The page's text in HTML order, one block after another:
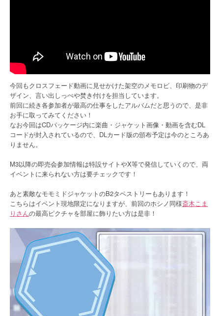
今回もクロスフェード動画に見せかけた架空のメモロビ、印刷物のデ
ザイン、言い出しっぺや焚き付けを担当しています。
前回に続き各参加者が最高の仕事をしたアルバムだと思うので、是非
お手に取ってみてください！
なお今回はCDパッケージ内に楽曲・ジャケット画像・動画を含むDL
コードが封入されているので、DLカード版の頒布予定は今のところあ
りません。
M3以降の即売会参加情報は特設サイトやX等で発信していくので、両
イベントに来られない方は要チェックです！
あと素敵なモモミドジャケットのB2タペストリーもあります！
こちらはイベント現地限定になりますが、前回のホシノ同様斎木こま
りさんの最高ピクチャを部屋に飾りたい方は是非！